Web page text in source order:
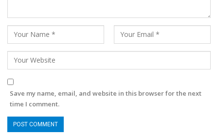
Save my name, email, and website in this browser for the next
time I comment.